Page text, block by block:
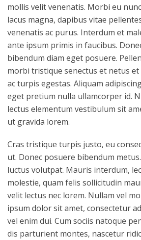
mollis velit venenatis. Morbi eu
lacus magna, dapibus vitae
venenatis ac purus. Interdum et
ante ipsum primis in faucibus.
bibendum diam eget posuere.
morbi tristique senectus et netus et
ac turpis egestas. Aliquam
eget pretium nulla ullamcorper id.
lectus elementum vestibulum sit
ut gravida lorem.
Cras tristique turpis justo, eu
ut. Donec posuere bibendum
luctus volutpat. Mauris interdum,
molestie, quam felis sollicitudin
velit lectus nec lorem. Nullam vel
ipsum dolor sit amet, consectetur
vel enim dui. Cum sociis natoque
dis parturient montes, nascetur